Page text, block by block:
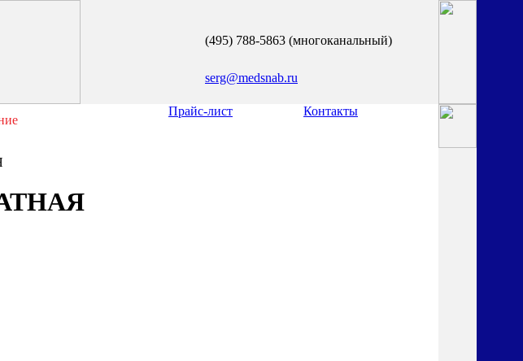
(495) 788-5863 (многоканальный)
serg@medsnab.ru
Прайс-лист Контакты